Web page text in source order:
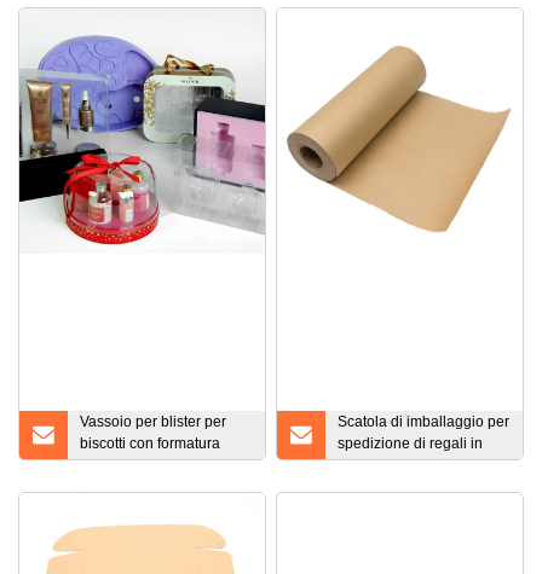
Esg13302
in cartone rigido con logo
Vassoio per blister per
biscotti con formatura
sottovuoto per cioccolato
Scatola di imballaggio per
spedizione di regali in
carta ondulata stampata